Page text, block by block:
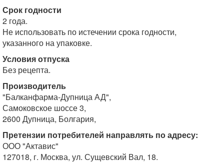
Срок годности
2 года.
Не использовать по истечении срока годности,
указанного на упаковке.
Условия отпуска
Без рецепта.
Производитель
"Балканфарма-Дупница АД",
Самоковское шоссе 3,
2600 Дупница, Болгария,
Претензии потребителей направлять по адресу:
ООО "Актавис"
127018, г. Москва, ул. Сущевский Вал, 18.